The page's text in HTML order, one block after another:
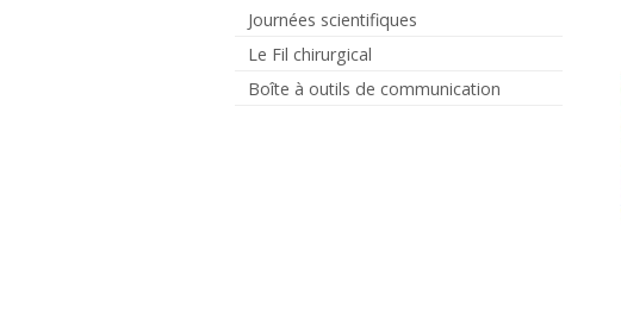
Journées scientifiques
Le Fil chirurgical
Boîte à outils de communication